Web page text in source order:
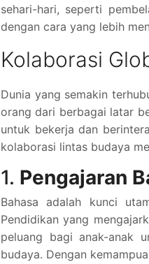
sehari-hari, seperti
dengan cara yang lebih
Kolaborasi
Dunia yang semakin
orang dari berbagai latar
untuk bekerja dan
kolaborasi lintas budaya
1. Pengajaran
Bahasa adalah kunci
Pendidikan yang
peluang bagi anak-anak
budaya. Dengan